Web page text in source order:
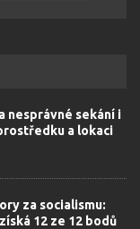
nesprávné sekání i
a lokaci
za socialismu:
12 ze 12 bodů